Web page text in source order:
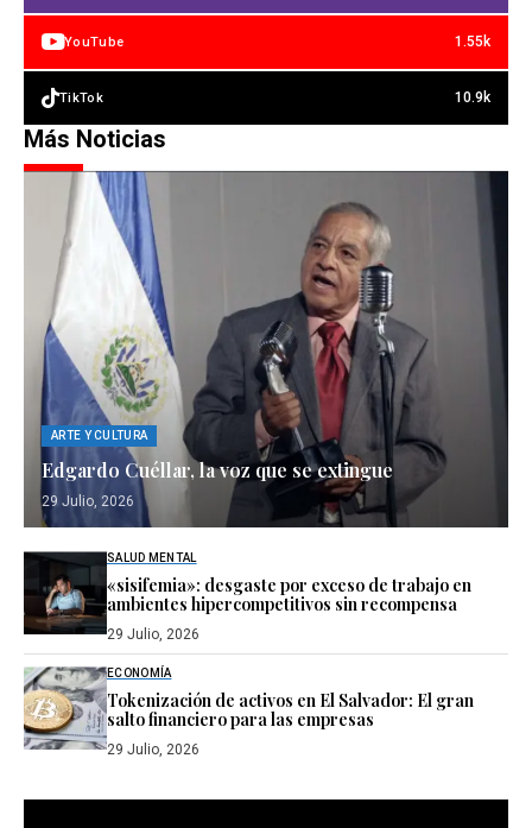
YouTube 1.55k
TikTok 10.9k
Más Noticias
ARTE Y CULTURA
Edgardo Cuéllar, la voz que se extingue
29 Julio, 2026
SALUD MENTAL
«sisifemia»: desgaste por exceso de trabajo en
ambientes hipercompetitivos sin recompensa
29 Julio, 2026
ECONOMÍA
Tokenización de activos en El Salvador: El gran
salto financiero para las empresas
29 Julio, 2026